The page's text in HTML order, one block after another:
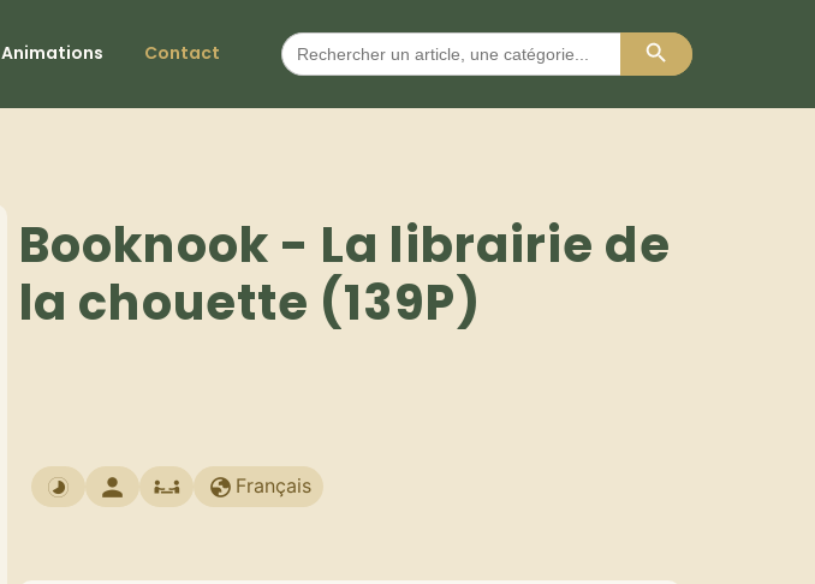
Animations Contact
Search
for:
Search Button
Booknook - La librairie de
la chouette (139P)
Français